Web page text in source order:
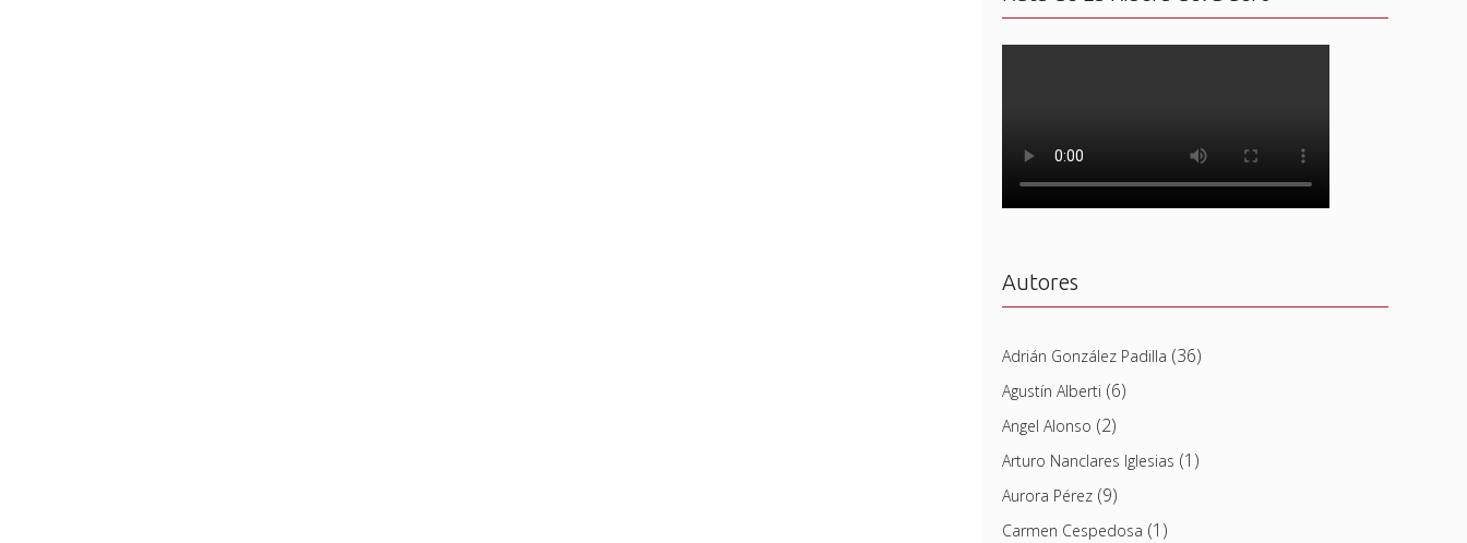
Autores
Adrián González Padilla (36)
Agustín Alberti (6)
Angel Alonso (2)
Arturo Nanclares Iglesias (1)
Aurora Pérez(9)
Carmen Cespedosa (1)